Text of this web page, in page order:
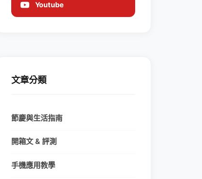
Youtube
文章分類
節慶與生活指南
開箱文 & 評測
手機應用教學